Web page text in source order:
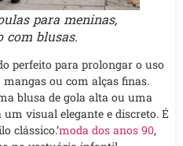
para meninas,
com blusas.
perfeito para prolongar o uso
ou com alças finas.
blusa de gola alta ou uma
visual elegante e discreto. É
clássico.’moda dos anos 90,